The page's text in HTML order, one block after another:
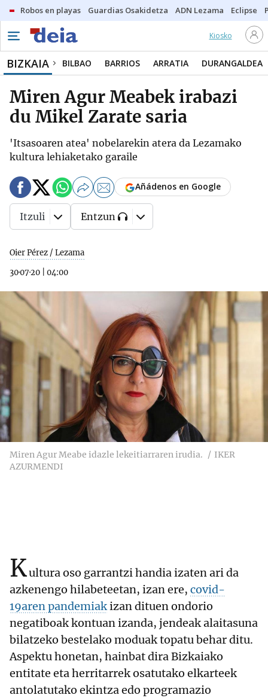
Robos en playas Guardias Osakidetza ADN Lezama Eclipse
Kiosko
BIZKAIA BILBAO BARRIOS ARRATIA DURANGALDEA
Miren Agur Meabek irabazi
du Mikel Zarate saria
'Itsasoaren atea' nobelarekin atera da Lezamako
kultura lehiaketako garaile
Oier Pérez / Lezama
30·07·20
04:00
Añádenos en Google
Itzuli Entzun
Miren Agur Meabe idazle lekeitiarraren irudia.
IKER
AZURMENDI
Kultura oso garrantzi handia izaten ari da
azkenengo hilabeteetan, izan ere, covid-
19aren pandemiakizan dituen ondorio
negatiboak kontuan izanda, jendeak alaitasuna
bilatzeko bestelako moduak topatu behar ditu.
Aspektu honetan, hainbat dira Bizkaiako
entitate eta herritarrek osatutako elkarteek
antolatutako ekintza edo programazio